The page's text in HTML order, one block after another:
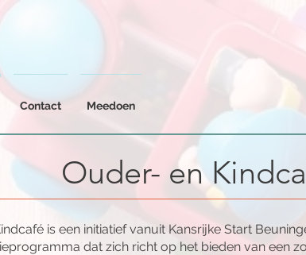
Contact Meedoen
Ouder- en
is een initiatief vanuit Kansrijke Start
dat zich richt op het bieden van een